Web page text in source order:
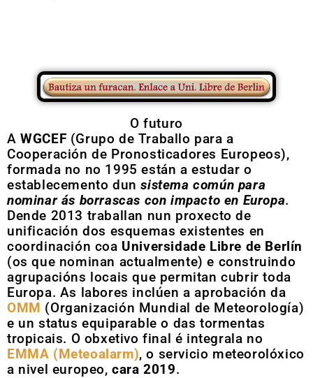
O futuro
A WGCEF (Grupo de Traballo para a
Cooperación de Pronosticadores Europeos),
formada no no 1995 están a estudar o
establecemento dunsistema común para
nominar ás borrascas con impacto en Europa.
Dende 2013 traballan nun proxecto de
unificación dos esquemas existentes en
coordinación coa Universidade Libre de Berlín
(os que nominan actualmente) e construindo
agrupacións locais que permitan cubrir toda
Europa. As labores inclúen a aprobación da
OMM (Organización Mundial de Meteorología)
e un status equiparable o das tormentas
tropicais. O obxetivo final é integrala no
EMMA (Meteoalarm), o servicio meteorolóxico
a nivel europeo,cara 2019.